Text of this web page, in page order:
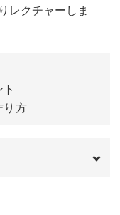
レクチャーしま
り方